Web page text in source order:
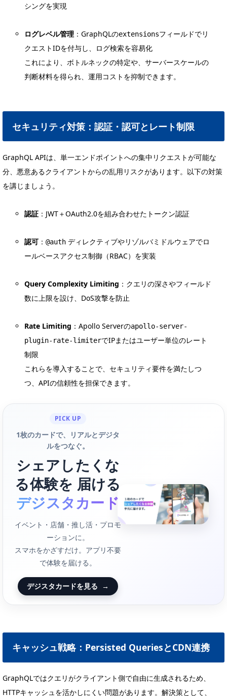
シングを実現
ログレベル管理 ：GraphQLのextensionsフィールドでリ
クエストIDを付与し、ログ検索を容易化
これにより、ボトルネックの特定や、サーバースケールの
判断材料を得られ、運用コストを抑制できます。
セキュリティ対策：認証・認可とレート制限
GraphQL APIは、単一エンドポイントへの集中リクエストが可能な
分、悪意あるクライアントからの乱用リスクがあります。以下の対策
を講じましょう。
認証 ：JWT＋OAuth2.0を組み合わせたトークン認証
認可 ：@auth ディレクティブやリゾルバミドルウェアでロ
ールベースアクセス制御（RBAC）を実装
Query Complexity Limiting ：クエリの深さやフィールド
数に上限を設け、DoS攻撃を防止
Rate Limiting ：Apollo Serverのapollo-server-
plugin-rate-limiterでIPまたはユーザー単位のレート
制限
これらを導入することで、セキュリティ要件を満たしつ
つ、APIの信頼性を担保できます。
PICK UP
1枚のカードで、リアルとデジタ
ルをつなぐ。
シェアしたくな
る体験を 届ける
デジスタカード
イベント・店舗・推し活・プロモ
ーションに。
スマホをかざすだけ。アプリ不要
で体験を届ける。
デジスタカードを見る →
キャッシュ戦略：Persisted QueriesとCDN連携
GraphQLではクエリがクライアント側で自由に生成されるため、
HTTPキャッシュを活かしにくい問題があります。解決策として、